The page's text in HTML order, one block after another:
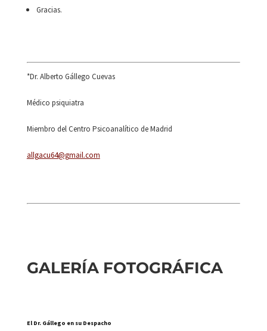
Gracias.
*Dr. Alberto Gállego Cuevas
Médico psiquiatra
Miembro del Centro Psicoanalítico de Madrid
allgacu64@gmail.com
GALERÍA FOTOGRÁFICA
El Dr. Gállego en su Despacho